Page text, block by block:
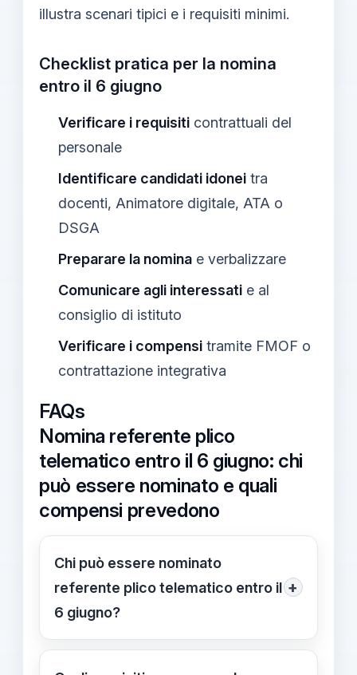
illustra scenari tipici e i requisiti minimi.
Checklist pratica per la nomina
entro il 6 giugno
Verificare i requisiti contrattuali del
personale
Identificare candidati idonei tra
docenti, Animatore digitale, ATA o
DSGA
Preparare la nomina e verbalizzare
Comunicare agli interessati e al
consiglio di istituto
Verificare i compensi tramite FMOF o
contrattazione integrativa
FAQs
Nomina referente plico
telematico entro il 6 giugno: chi
può essere nominato e quali
compensi prevedono
Chi può essere nominato
referente plico telematico entro il
6 giugno?
+
Può essere nominato il personale
idoneo per la sede d’esame: docenti